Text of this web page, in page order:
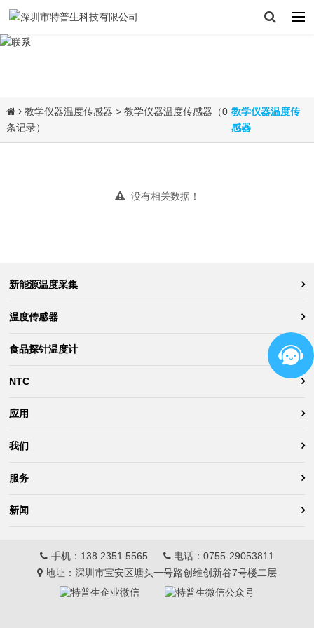
教学仪器温度传感器 > 教学仪器温度传感器（0
条记录）
教学仪器温度传
感器
没有相关数据！
新能源温度采集
温度传感器
食品探针温度计
NTC
应用
我们
服务
新闻
手机： 138 2351 5565 电话： 0755-29053811
地址：深圳市宝安区塘头一号路创维创新谷7号楼二层